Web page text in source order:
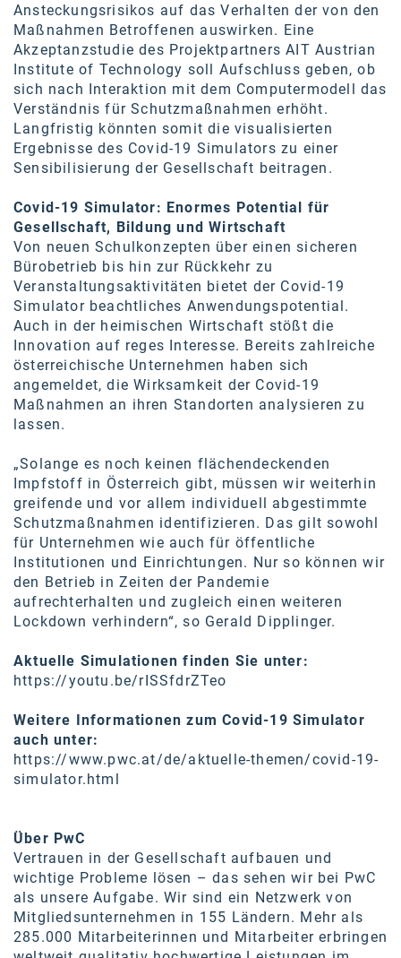
Ansteckungsrisikos auf das Verhalten der von den
Maßnahmen Betroffenen auswirken. Eine
Akzeptanzstudie des Projektpartners AIT Austrian
Institute of Technology soll Aufschluss geben, ob
sich nach Interaktion mit dem Computermodell das
Verständnis für Schutzmaßnahmen erhöht.
Langfristig könnten somit die visualisierten
Ergebnisse des Covid-19 Simulators zu einer
Sensibilisierung der Gesellschaft beitragen.
Covid-19 Simulator: Enormes Potential für
Gesellschaft, Bildung und Wirtschaft
Von neuen Schulkonzepten über einen sicheren
Bürobetrieb bis hin zur Rückkehr zu
Veranstaltungsaktivitäten bietet der Covid-19
Simulator beachtliches Anwendungspotential.
Auch in der heimischen Wirtschaft stößt die
Innovation auf reges Interesse. Bereits zahlreiche
österreichische Unternehmen haben sich
angemeldet, die Wirksamkeit der Covid-19
Maßnahmen an ihren Standorten analysieren zu
lassen.
„Solange es noch keinen flächendeckenden
Impfstoff in Österreich gibt, müssen wir weiterhin
greifende und vor allem individuell abgestimmte
Schutzmaßnahmen identifizieren. Das gilt sowohl
für Unternehmen wie auch für öffentliche
Institutionen und Einrichtungen. Nur so können wir
den Betrieb in Zeiten der Pandemie
aufrechterhalten und zugleich einen weiteren
Lockdown verhindern“, so Gerald Dipplinger.
Aktuelle Simulationen finden Sie unter:
https://youtu.be/rISSfdrZTeo
Weitere Informationen zum Covid-19 Simulator
auch unter:
https://www.pwc.at/de/aktuelle-themen/covid-19-
simulator.html
Über PwC
Vertrauen in der Gesellschaft aufbauen und
wichtige Probleme lösen – das sehen wir bei PwC
als unsere Aufgabe. Wir sind ein Netzwerk von
Mitgliedsunternehmen in 155 Ländern. Mehr als
285.000 Mitarbeiterinnen und Mitarbeiter erbringen